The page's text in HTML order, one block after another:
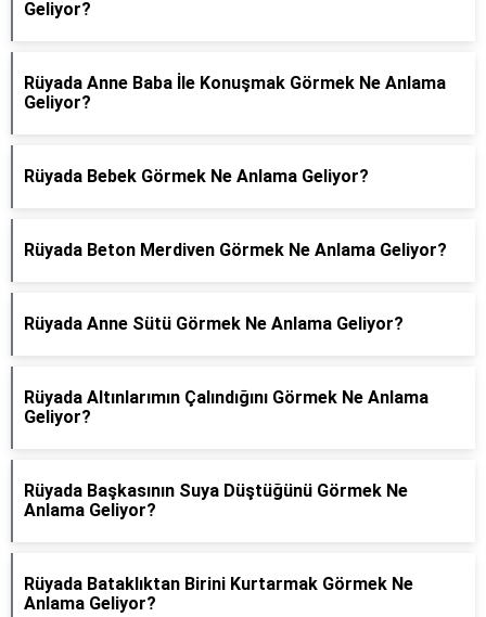
Geliyor?
Rüyada Anne Baba İle Konuşmak Görmek Ne Anlama
Geliyor?
Rüyada Bebek Görmek Ne Anlama Geliyor?
Rüyada Beton Merdiven Görmek Ne Anlama Geliyor?
Rüyada Anne Sütü Görmek Ne Anlama Geliyor?
Rüyada Altınlarımın Çalındığını Görmek Ne Anlama
Geliyor?
Rüyada Başkasının Suya Düştüğünü Görmek Ne
Anlama Geliyor?
Rüyada Bataklıktan Birini Kurtarmak Görmek Ne
Anlama Geliyor?